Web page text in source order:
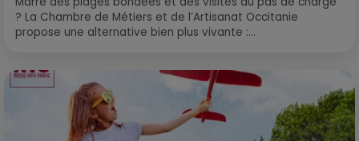
? La Chambre de Métiers et de l’Artisanat Occitanie
propose une alternative bien plus vivante :...